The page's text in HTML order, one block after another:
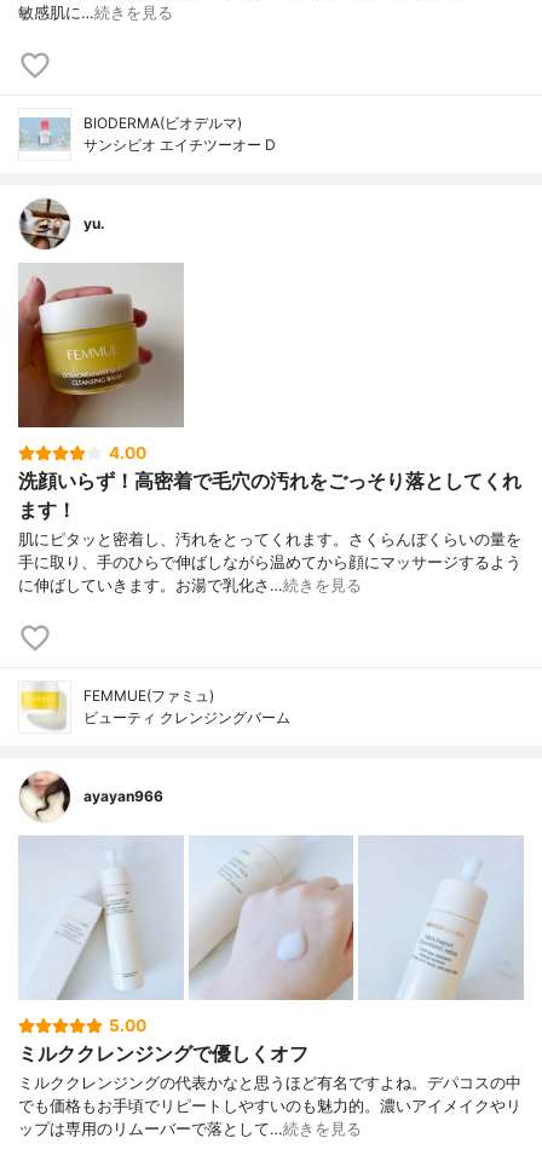
敏感肌に…続きを見る
BIODERMA(ビオデルマ)
サンシビオ エイチツーオー D
yu.
4.00
洗顔いらず！高密着で毛穴の汚れをごっそり落としてくれ
ます！
肌にピタッと密着し、汚れをとってくれます。さくらんぼくらいの量を
手に取り、手のひらで伸ばしながら温めてから顔にマッサージするよう
に伸ばしていきます。お湯で乳化さ…続きを見る
FEMMUE(ファミュ)
ビューティ クレンジングバーム
ayayan966
5.00
ミルククレンジングで優しくオフ
ミルククレンジングの代表かなと思うほど有名ですよね。デパコスの中
でも価格もお手頃でリピートしやすいのも魅力的。濃いアイメイクやリ
ップは専用のリムーバーで落として…続きを見る